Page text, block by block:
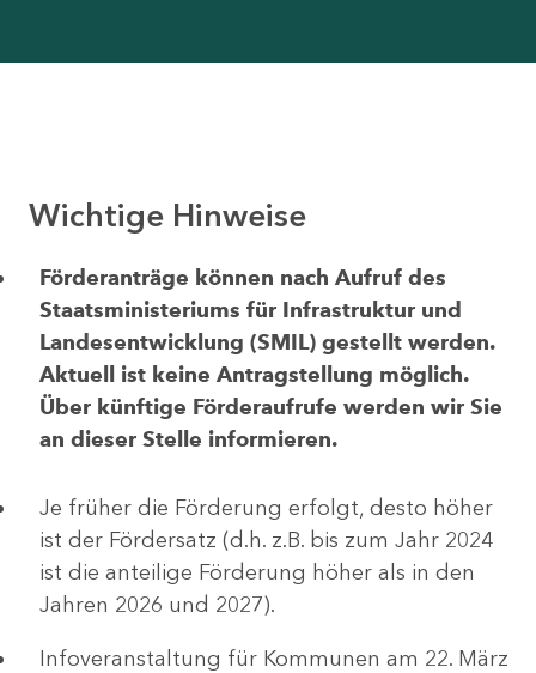
Wichtige Hinweise
Förderanträge können nach Aufruf des
Staatsministeriums für Infrastruktur und
Landesentwicklung (SMIL) gestellt werden.
Aktuell ist keine Antragstellung möglich.
Über künftige Förderaufrufe werden wir Sie
an dieser Stelle informieren.
Je früher die Förderung erfolgt, desto höher
ist der Fördersatz (d.h. z.B. bis zum Jahr 2024
ist die anteilige Förderung höher als in den
Jahren 2026 und 2027).
Infoveranstaltung für Kommunen am 22. März